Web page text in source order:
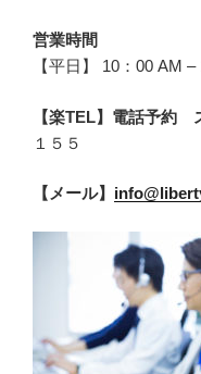
営業時間
【平日】 10：00 AM –
【楽TEL】電話予約
１５５
【メール】